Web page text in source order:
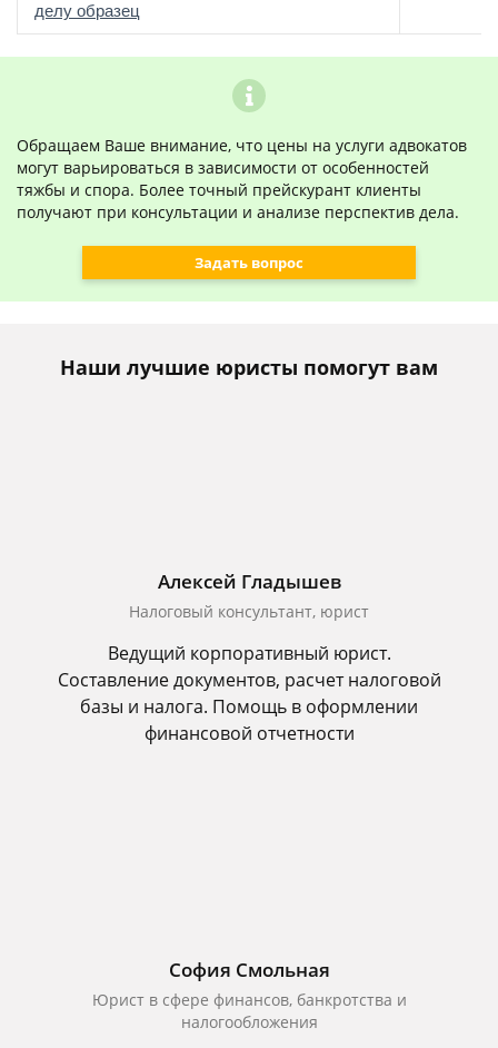
делу образец
Обращаем Ваше внимание, что цены на услуги адвокатов
могут варьироваться в зависимости от особенностей
тяжбы и спора. Более точный прейскурант клиенты
получают при консультации и анализе перспектив дела.
Задать вопрос
Наши лучшие юристы помогут вам
Алексей Гладышев
Налоговый консультант, юрист
Ведущий корпоративный юрист.
Составление документов, расчет налоговой
базы и налога. Помощь в оформлении
финансовой отчетности
София Смольная
Юрист в сфере финансов, банкротства и
налогообложения